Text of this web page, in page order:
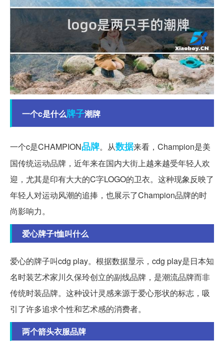
一个c是什么牌子潮牌
一个c是CHAMPION品牌。从数据来看，Champion是美
国传统运动品牌，近年来在国内大街上越来越受年轻人欢
迎，尤其是印有大大的C字LOGO的卫衣。这种现象反映了
年轻人对运动风潮的追捧，也展示了Champion品牌的时
尚影响力。
爱心牌子t恤叫什么
爱心的牌子叫cdg play。根据数据显示，cdg play是日本知
名时装艺术家川久保玲创立的副线品牌，是潮流品牌而非
传统时装品牌。这种设计灵感来源于爱心形状的标志，吸
引了许多追求个性和艺术感的消费者。
两个箭头衣服品牌